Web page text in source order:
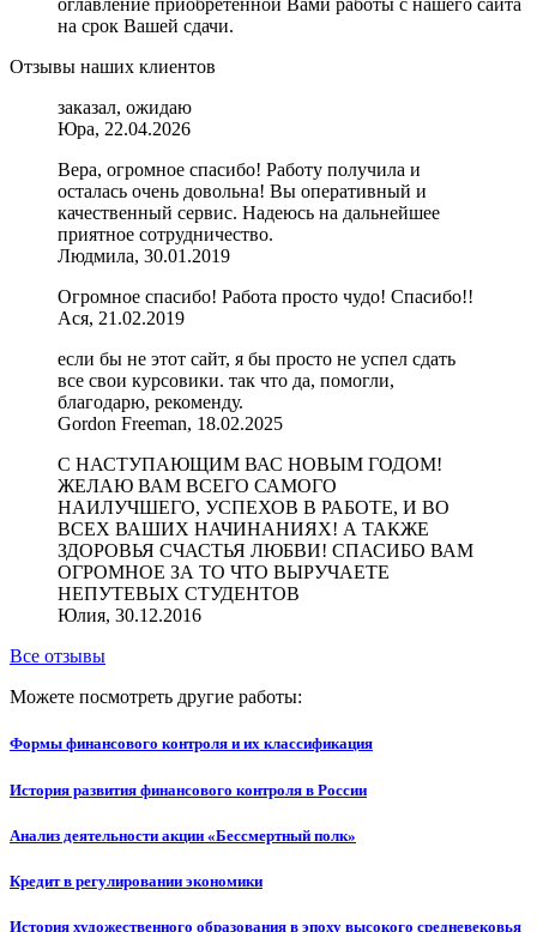
оглавление приобретенной Вами работы с нашего сайта
на срок Вашей сдачи.
Отзывы наших клиентов
заказал, ожидаю
Юра, 22.04.2026
Вера, огромное спасибо! Работу получила и
осталась очень довольна! Вы оперативный и
качественный сервис. Надеюсь на дальнейшее
приятное сотрудничество.
Людмила, 30.01.2019
Огромное спасибо! Работа просто чудо! Спасибо!!
Ася, 21.02.2019
если бы не этот сайт, я бы просто не успел сдать
все свои курсовики. так что да, помогли,
благодарю, рекоменду.
Gordon Freeman, 18.02.2025
С НАСТУПАЮЩИМ ВАС НОВЫМ ГОДОМ!
ЖЕЛАЮ ВАМ ВСЕГО САМОГО
НАИЛУЧШЕГО, УСПЕХОВ В РАБОТЕ, И ВО
ВСЕХ ВАШИХ НАЧИНАНИЯХ! А ТАКЖЕ
ЗДОРОВЬЯ СЧАСТЬЯ ЛЮБВИ! СПАСИБО ВАМ
ОГРОМНОЕ ЗА ТО ЧТО ВЫРУЧАЕТЕ
НЕПУТЕВЫХ СТУДЕНТОВ
Юлия, 30.12.2016
Все отзывы
Можете посмотреть другие работы:
Формы финансового контроля и их классификация
История развития финансового контроля в России
Анализ деятельности акции «Бессмертный полк»
Кредит в регулировании экономики
История художественного образования в эпоху высокого средневековья